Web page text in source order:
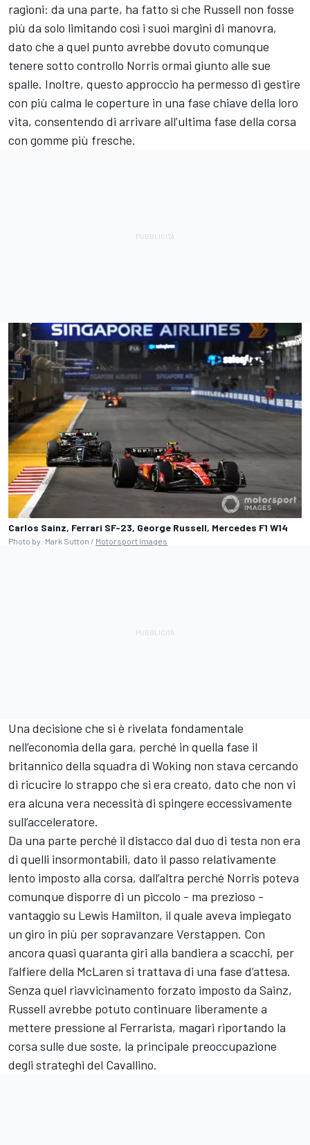
ragioni: da una parte, ha fatto sì che Russell non fosse
più da solo limitando così i suoi margini di manovra,
dato che a quel punto avrebbe dovuto comunque
tenere sotto controllo Norris ormai giunto alle sue
spalle. Inoltre, questo approccio ha permesso di gestire
con più calma le coperture in una fase chiave della loro
vita, consentendo di arrivare all’ultima fase della corsa
con gomme più fresche.
Carlos Sainz, Ferrari SF-23, George Russell, Mercedes F1 W14
Photo by: Mark Sutton / Motorsport Images
Una decisione che si è rivelata fondamentale
nell’economia della gara, perché in quella fase il
britannico della squadra di Woking non stava cercando
di ricucire lo strappo che si era creato, dato che non vi
era alcuna vera necessità di spingere eccessivamente
sull’acceleratore.
Da una parte perché il distacco dal duo di testa non era
di quelli insormontabili, dato il passo relativamente
lento imposto alla corsa, dall’altra perché Norris poteva
comunque disporre di un piccolo - ma prezioso -
vantaggio su Lewis Hamilton, il quale aveva impiegato
un giro in più per sopravanzare Verstappen. Con
ancora quasi quaranta giri alla bandiera a scacchi, per
l’alfiere della McLaren si trattava di una fase d’attesa.
Senza quel riavvicinamento forzato imposto da Sainz,
Russell avrebbe potuto continuare liberamente a
mettere pressione al Ferrarista, magari riportando la
corsa sulle due soste, la principale preoccupazione
degli strateghi del Cavallino.